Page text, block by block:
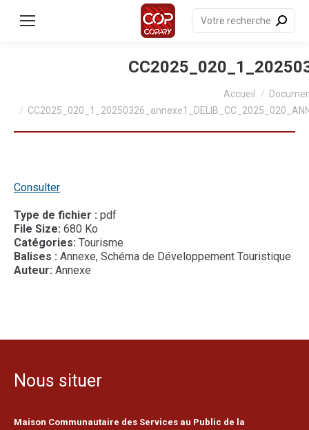
principal
Recherche
:
Accueil
Consulter
Type de fichier : pdf
File Size: 680 Ko
Catégories: Tourisme
Balises : Annexe, Schéma de Développement Touristique
Auteur: Annexe
Nous situer
Maison Communautaire des Services au Public de la